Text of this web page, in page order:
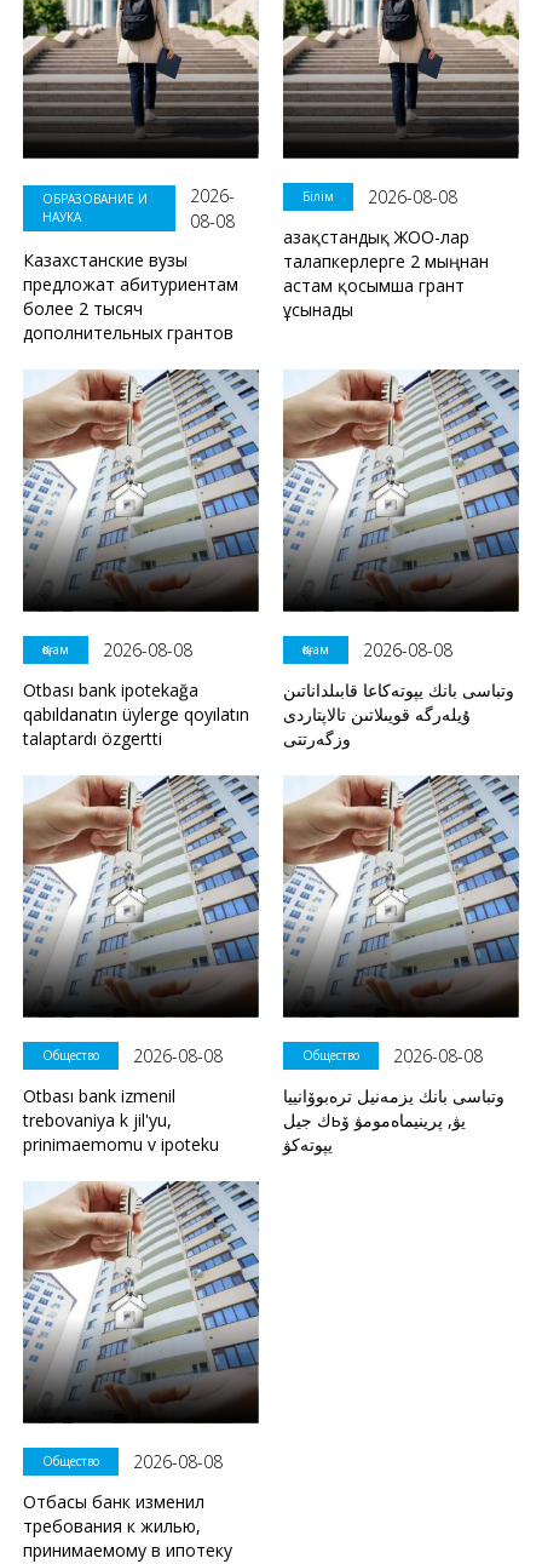
ОБРАЗОВАНИЕ И
НАУКА
2026-
08-08
Казахстанские вузы
предложат абитуриентам
более 2 тысяч
дополнительных грантов
Білім
2026-08-08
Қазақстандық ЖОО-лар
талапкерлерге 2 мыңнан
астам қосымша грант
ұсынады
Қоғам
2026-08-08
Otbası bank ipotekağa
qabıldanatın üylerge qoyılatın
talaptardı özgertti
Қоғам
2026-08-08
وتباسى بانك يپوتەكاعا قابىلداناتىن
ۇيلەرگە قويىلاتىن تالاپتاردى
وزگەرتتى
Общество
2026-08-08
Otbası bank izmenil
trebovaniya k jil'yu,
prinimaemomu v ipoteku
Общество
2026-08-08
وتباسى بانك يزمەنيل ترەبوۆانييا
ك جيلьيۋ, پرينيماەمومۋ ۆ
يپوتەكۋ
Общество
2026-08-08
Отбасы банк изменил
требования к жилью,
принимаемому в ипотеку